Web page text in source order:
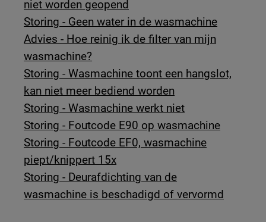
niet worden geopend
Storing - Geen water in de wasmachine
Advies - Hoe reinig ik de filter van mijn
wasmachine?
Storing - Wasmachine toont een hangslot,
kan niet meer bediend worden
Storing - Wasmachine werkt niet
Storing - Foutcode E90 op wasmachine
Storing - Foutcode EF0, wasmachine
piept/knippert 15x
Storing - Deurafdichting van de
wasmachine is beschadigd of vervormd